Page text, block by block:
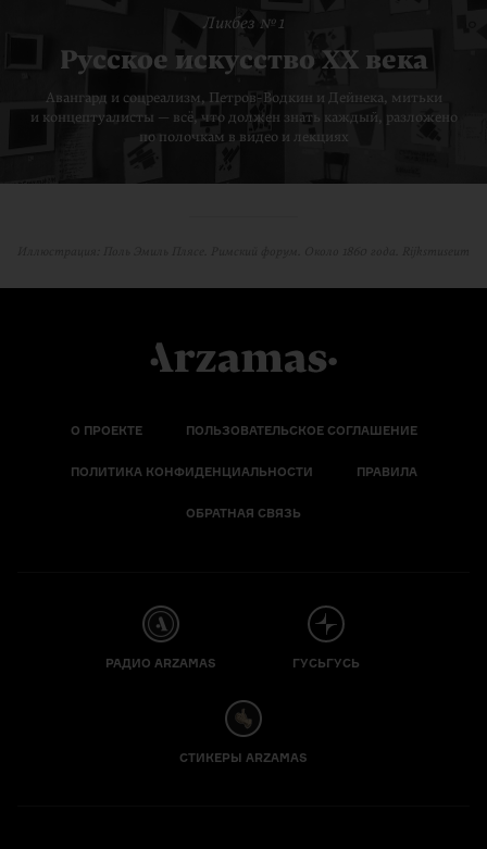
Ликбез № 1
Русское искусство XX века
Авангард и соцреализм, Петров-Водкин и Дейнека, митьки
и концептуалисты — всё, что должен знать каждый, разложено
по полочкам в видео и лекциях
О ПРОЕКТЕ ПОЛЬЗОВАТЕЛЬСКОЕ СОГЛАШЕНИЕ
ПОЛИТИКА КОНФИДЕНЦИАЛЬНОСТИ ПРАВИЛА
ОБРАТНАЯ СВЯЗЬ
РАДИО ARZAMAS ГУСЬГУСЬ
СТИКЕРЫ ARZAMAS